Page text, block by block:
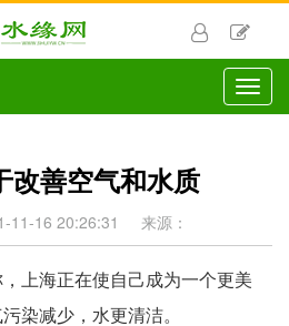
切
换
改善空气和水质
11-16 20:26:31 来源：
上海正在使自己成为一个更美
染减少，水更清洁。